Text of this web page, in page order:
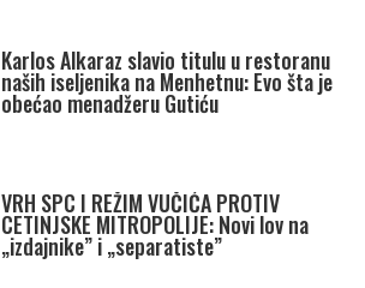
Karlos Alkaraz slavio titulu u restoranu
naših iseljenika na Menhetnu: Evo šta je
obećao menadžeru Gutiću
VRH SPC I REŽIM VUČIĆA PROTIV
CETINJSKE MITROPOLIJE: Novi lov na
„izdajnike” i „separatiste”